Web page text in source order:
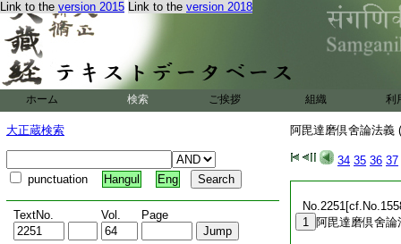
Link to the version 2015 Link to the version 2018
ホーム 検索 ご挨拶 組織 利
大正蔵検索
punctuation Hangul Eng
TextNo. Vol. Page
阿毘達磨倶舍論法義
34 35 36 37
1 阿毘達磨倶舍